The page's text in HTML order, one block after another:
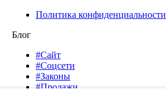
Политика конфиденциальности
Блог
#Сайт
#Соцсети
#Законы
#Продажи